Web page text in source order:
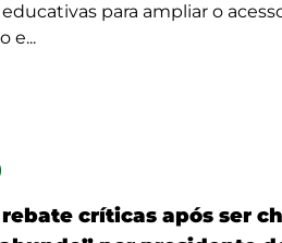
para ampliar o
e...
críticas após ser